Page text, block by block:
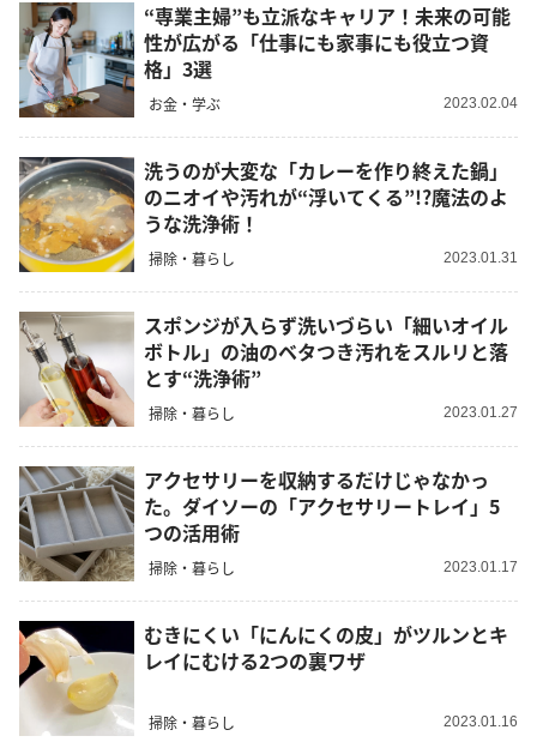
“専業主婦”も立派なキャリア！未来の可能
性が広がる「仕事にも家事にも役立つ資
格」3選
お金・学ぶ 2023.02.04
洗うのが大変な「カレーを作り終えた鍋」
のニオイや汚れが“浮いてくる”!?魔法のよ
うな洗浄術！
掃除・暮らし 2023.01.31
スポンジが入らず洗いづらい「細いオイル
ボトル」の油のベタつき汚れをスルリと落
とす“洗浄術”
掃除・暮らし 2023.01.27
アクセサリーを収納するだけじゃなかっ
た。ダイソーの「アクセサリートレイ」5
つの活用術
掃除・暮らし 2023.01.17
むきにくい「にんにくの皮」がツルンとキ
レイにむける2つの裏ワザ
掃除・暮らし 2023.01.16